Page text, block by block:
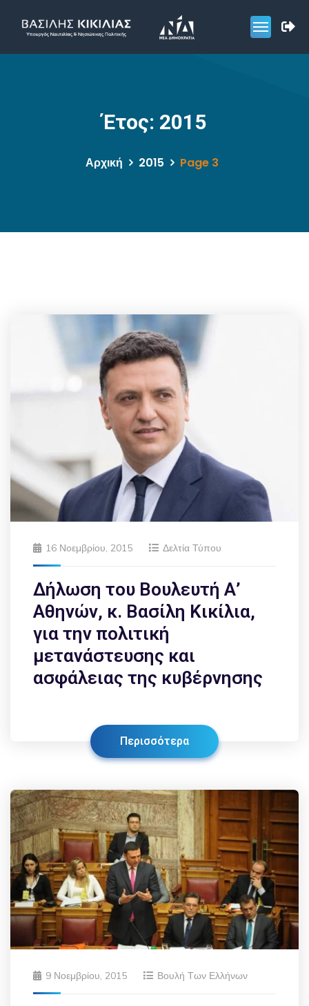
Έτος: 2015
Αρχική 2015 Page 3
16 Νοεμβρίου, 2015 Δελτία Τύπου
Δήλωση του Βουλευτή Α’
Αθηνών, κ. Βασίλη Κικίλια,
για την πολιτική
μετανάστευσης και
ασφάλειας της κυβέρνησης
Περισσότερα
9 Νοεμβρίου, 2015 Βουλή Των Ελλήνων